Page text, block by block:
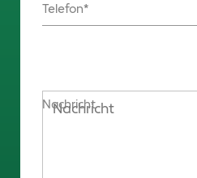
Telefon
Nachricht